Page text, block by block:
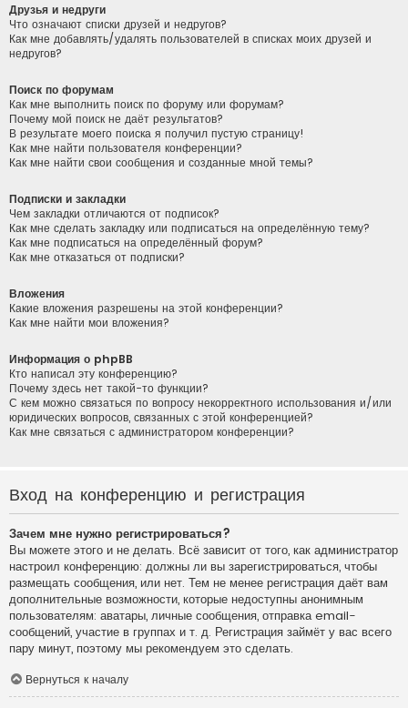
Друзья и недруги
Что означают списки друзей и недругов?
Как мне добавлять/удалять пользователей в списках моих друзей и
недругов?
Поиск по форумам
Как мне выполнить поиск по форуму или форумам?
Почему мой поиск не даёт результатов?
В результате моего поиска я получил пустую страницу!
Как мне найти пользователя конференции?
Как мне найти свои сообщения и созданные мной темы?
Подписки и закладки
Чем закладки отличаются от подписок?
Как мне сделать закладку или подписаться на определённую тему?
Как мне подписаться на определённый форум?
Как мне отказаться от подписки?
Вложения
Какие вложения разрешены на этой конференции?
Как мне найти мои вложения?
Информация о phpBB
Кто написал эту конференцию?
Почему здесь нет такой-то функции?
С кем можно связаться по вопросу некорректного использования и/или
юридических вопросов, связанных с этой конференцией?
Как мне связаться с администратором конференции?
Вход на конференцию и регистрация
Зачем мне нужно регистрироваться?
Вы можете этого и не делать. Всё зависит от того, как администратор
настроил конференцию: должны ли вы зарегистрироваться, чтобы
размещать сообщения, или нет. Тем не менее регистрация даёт вам
дополнительные возможности, которые недоступны анонимным
пользователям: аватары, личные сообщения, отправка email-
сообщений, участие в группах и т. д. Регистрация займёт у вас всего
пару минут, поэтому мы рекомендуем это сделать.
Вернуться к началу